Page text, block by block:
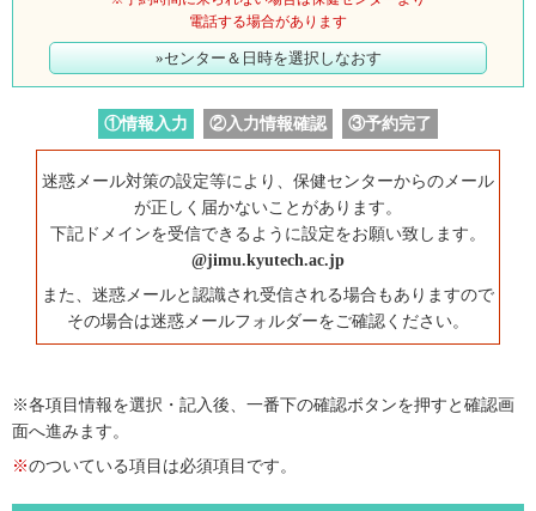
電話する場合があります
»センター＆日時を選択しなおす
①情報入力 ②入力情報確認 ③予約完了
迷惑メール対策の設定等により、保健センターからのメール
が正しく届かないことがあります。
下記ドメインを受信できるように設定をお願い致します。
@jimu.kyutech.ac.jp
また、迷惑メールと認識され受信される場合もありますので
その場合は迷惑メールフォルダーをご確認ください。
※各項目情報を選択・記入後、一番下の確認ボタンを押すと確認画
面へ進みます。
※のついている項目は必須項目です。